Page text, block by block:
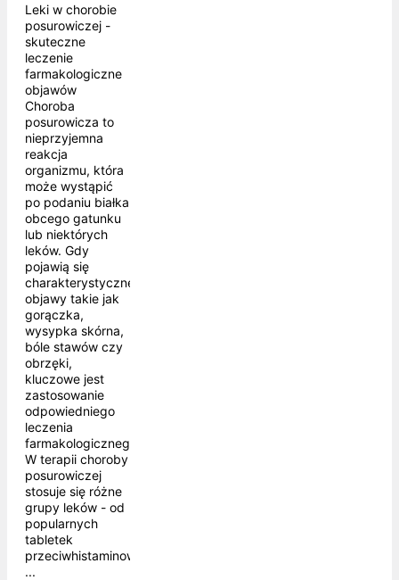
Leki w chorobie
posurowiczej -
skuteczne
leczenie
farmakologiczne
objawów
Choroba
posurowicza to
nieprzyjemna
reakcja
organizmu, która
może wystąpić
po podaniu białka
obcego gatunku
lub niektórych
leków. Gdy
pojawią się
charakterystyczne
objawy takie jak
gorączka,
wysypka skórna,
bóle stawów czy
obrzęki,
kluczowe jest
zastosowanie
odpowiedniego
leczenia
farmakologicznego.
W terapii choroby
posurowiczej
stosuje się różne
grupy leków - od
popularnych
tabletek
przeciwhistaminowych,
...